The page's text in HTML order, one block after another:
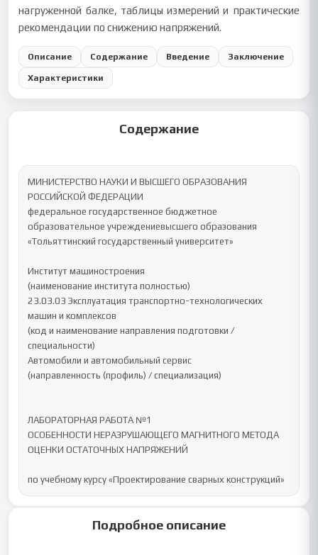
нагруженной балке, таблицы измерений и практические
рекомендации по снижению напряжений.
Описание Содержание Введение Заключение
Характеристики
Содержание
МИНИСТЕРСТВО НАУКИ И ВЫСШЕГО ОБРАЗОВАНИЯ
РОССИЙСКОЙ ФЕДЕРАЦИИ
федеральное государственное бюджетное
образовательное учреждениевысшего образования
«Тольяттинский государственный университет»
Институт машиностроения
(наименование института полностью)
23.03.03 Эксплуатация транспортно-технологических
машин и комплексов
(код и наименование направления подготовки /
специальности)
Автомобили и автомобильный сервис
(направленность (профиль) / специализация)
ЛАБОРАТОРНАЯ РАБОТА №1
ОСОБЕННОСТИ НЕРАЗРУШАЮЩЕГО МАГНИТНОГО МЕТОДА
ОЦЕНКИ ОСТАТОЧНЫХ НАПРЯЖЕНИЙ
по учебному курсу «Проектирование сварных конструкций»
Подробное описание